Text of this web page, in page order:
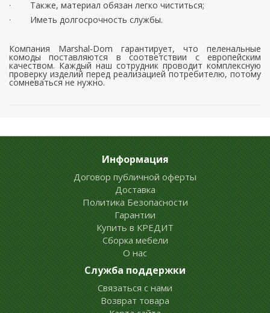
· Также, материал обязан легко чиститься;
· Иметь долгосрочность службы.
Компания Marshal-Dom гарантирует, что пеленальные
комоды поставляются в соответствии с европейским
качеством. Каждый наш сотрудник проводит комплексную
проверку изделий перед реализацией потребителю, потому
сомневаться не нужно.
Информация
Договор публичной оферты
Доставка
Политика Безопасности
Гарантии
Купить в КРЕДИТ
Сборка мебели
О нас
Служба поддержки
Связаться с нами
Возврат товара